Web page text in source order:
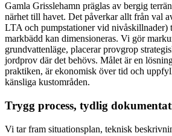
Gamla Grisslehamn präglas av bergig
närhet till havet. Det påverkar allt från val
LTA och pumpstationer vid
markbädd kan dimensioneras. Vi gör
grundvattenläge, placerar provgrop
jordprov där det behövs. Målet är en
praktiken, är ekonomisk över tid och
känsliga kustområden.
Trygg process, tydlig
Vi tar fram situationsplan, teknisk